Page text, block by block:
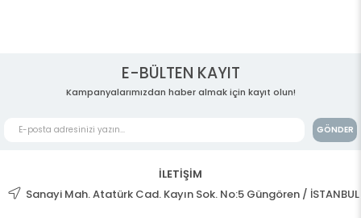
E-BÜLTEN KAYIT
Kampanyalarımızdan haber almak için kayıt olun!
GÖNDER
İLETİŞİM
Sanayi Mah. Atatürk Cad. Kayın Sok. No:5 Güngören / İSTANBUL